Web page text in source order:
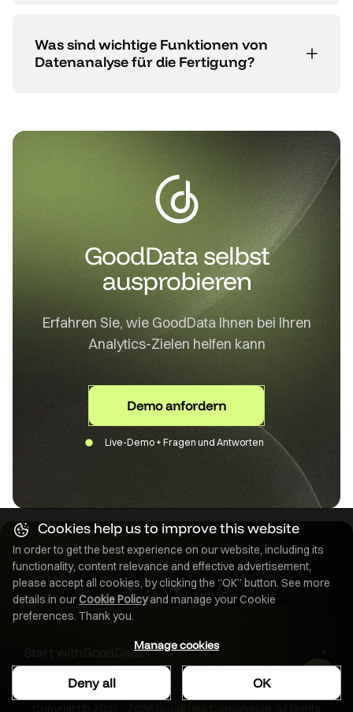
Was sind wichtige Funktionen von
Datenanalyse für die Fertigung?
GoodData selbst
ausprobieren
Erfahren Sie, wie GoodData Ihnen bei Ihren
Analytics-Zielen helfen kann
Demo anfordern
Live-Demo + Fragen und Antworten
GoodData
Cookies help us to improve this website
In order to get the best experience on our website, including its
functionality, content relevance and effective advertisement,
please accept all cookies, by clicking the “OK” button. See more
details in ourCookie Policyand manage your Cookie
preferences. Thank you.
Manage cookies
Deny all OK